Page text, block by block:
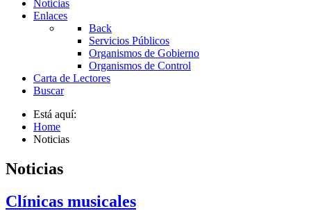
Noticias
Enlaces
Back
Servicios Públicos
Organismos de Gobierno
Organismos de Control
Carta de Lectores
Buscar
Está aquí:
Home
Noticias
Noticias
Clínicas musicales